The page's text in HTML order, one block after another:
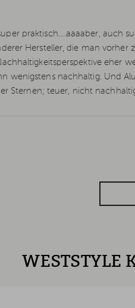
praktisch….aaaaber, auch
Hersteller, die man
eher
wenigstens nachhaltig. Und
Sternen; teuer, nicht
WESTSTYLE